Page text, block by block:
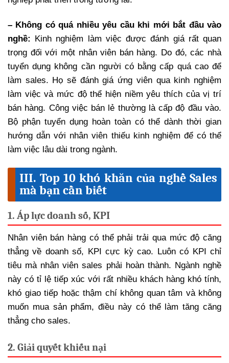
– Không có quá nhiều yêu cầu khi mới bắt đầu vào
nghề: Kinh nghiệm làm việc được đánh giá rất quan
trọng đối với một nhân viên bán hàng. Do đó, các nhà
tuyển dụng không cần người có bằng cấp quá cao để
làm sales. Họ sẽ đánh giá ứng viên qua kinh nghiệm
làm việc và mức độ thể hiện niềm yêu thích của vị trí
bán hàng. Công việc bán lẻ thường là cấp độ đầu vào.
Bộ phận tuyển dụng hoàn toàn có thể dành thời gian
hướng dẫn với nhân viên thiếu kinh nghiệm để có thể
làm việc lâu dài trong ngành.
III. Top 10 khó khăn của nghề Sales
mà bạn cần biết
1. Áp lực doanh số, KPI
Nhân viên bán hàng có thể phải trải qua mức độ căng
thẳng về doanh số, KPI cực kỳ cao. Luôn có KPI chỉ
tiêu mà nhân viên sales phải hoàn thành. Ngành nghề
này có tỉ lệ tiếp xúc với rất nhiều khách hàng khó tính,
khó giao tiếp hoặc thậm chí không quan tâm và không
muốn mua sản phẩm, điều này có thể làm tăng căng
thẳng cho sales.
2. Giải quyết khiếu nại